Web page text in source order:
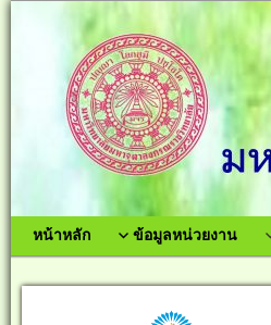
หน้าหลัก ข้อมูลหน่วยงาน